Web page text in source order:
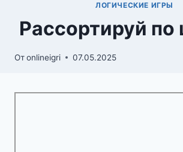
ЛОГИЧЕСКИЕ ИГРЫ
Рассортируй по
Отonlineigri 07.05.2025